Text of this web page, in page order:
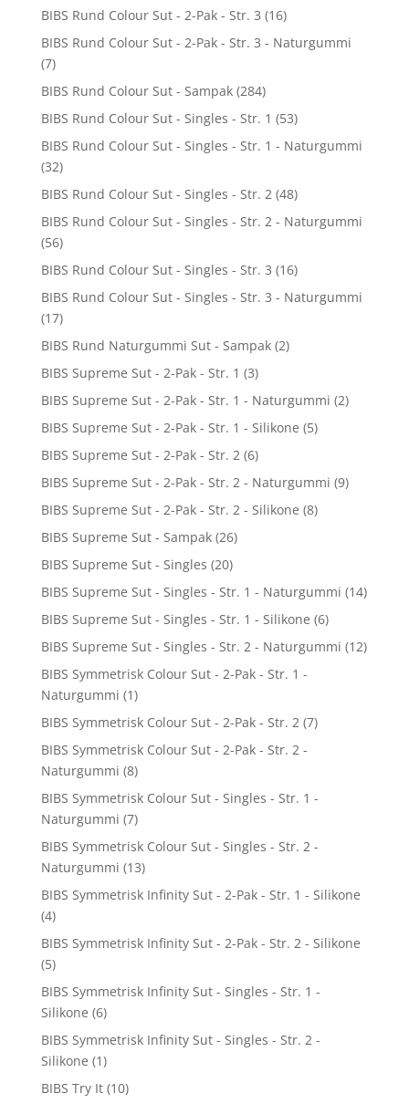
BIBS Rund Colour Sut - 2-Pak - Str. 3 (16)
BIBS Rund Colour Sut - 2-Pak - Str. 3 - Naturgummi
(7)
BIBS Rund Colour Sut - Sampak (284)
BIBS Rund Colour Sut - Singles - Str. 1 (53)
BIBS Rund Colour Sut - Singles - Str. 1 - Naturgummi
(32)
BIBS Rund Colour Sut - Singles - Str. 2 (48)
BIBS Rund Colour Sut - Singles - Str. 2 - Naturgummi
(56)
BIBS Rund Colour Sut - Singles - Str. 3 (16)
BIBS Rund Colour Sut - Singles - Str. 3 - Naturgummi
(17)
BIBS Rund Naturgummi Sut - Sampak (2)
BIBS Supreme Sut - 2-Pak - Str. 1 (3)
BIBS Supreme Sut - 2-Pak - Str. 1 - Naturgummi (2)
BIBS Supreme Sut - 2-Pak - Str. 1 - Silikone (5)
BIBS Supreme Sut - 2-Pak - Str. 2 (6)
BIBS Supreme Sut - 2-Pak - Str. 2 - Naturgummi (9)
BIBS Supreme Sut - 2-Pak - Str. 2 - Silikone (8)
BIBS Supreme Sut - Sampak (26)
BIBS Supreme Sut - Singles (20)
BIBS Supreme Sut - Singles - Str. 1 - Naturgummi (14)
BIBS Supreme Sut - Singles - Str. 1 - Silikone (6)
BIBS Supreme Sut - Singles - Str. 2 - Naturgummi (12)
BIBS Symmetrisk Colour Sut - 2-Pak - Str. 1 -
Naturgummi (1)
BIBS Symmetrisk Colour Sut - 2-Pak - Str. 2 (7)
BIBS Symmetrisk Colour Sut - 2-Pak - Str. 2 -
Naturgummi (8)
BIBS Symmetrisk Colour Sut - Singles - Str. 1 -
Naturgummi (7)
BIBS Symmetrisk Colour Sut - Singles - Str. 2 -
Naturgummi (13)
BIBS Symmetrisk Infinity Sut - 2-Pak - Str. 1 - Silikone
(4)
BIBS Symmetrisk Infinity Sut - 2-Pak - Str. 2 - Silikone
(5)
BIBS Symmetrisk Infinity Sut - Singles - Str. 1 -
Silikone (6)
BIBS Symmetrisk Infinity Sut - Singles - Str. 2 -
Silikone (1)
BIBS Try It (10)